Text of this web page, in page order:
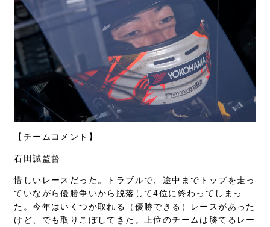
【チームコメント】
石田誠監督
惜しいレースだった。トラブルで、途中までトップを走っ
ていながら優勝争いから脱落して4位に終わってしまっ
た。今年はいくつか取れる（優勝できる）レースがあった
けど、でも取りこぼしてきた。上位のチームは勝てるレー